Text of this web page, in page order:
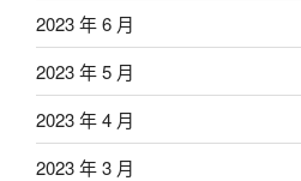
2023 年 6 月
2023 年 5 月
2023 年 4 月
2023 年 3 月